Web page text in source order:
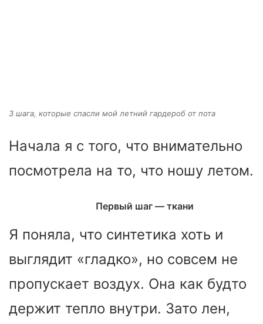
3 шага, которые спасли мой летний гардероб от пота
Начала я с того, что внимательно
посмотрела на то, что ношу летом.
Первый шаг — ткани
Я поняла, что синтетика хоть и
выглядит «гладко», но совсем не
пропускает воздух. Она как будто
держит тепло внутри. Зато лен,